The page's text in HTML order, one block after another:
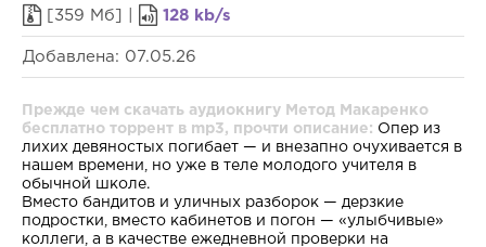
[359 Мб] | 128 kb/s
Добавлена: 07.05.26
Прежде чем скачать аудиокнигу Метод Макаренко
бесплатно торрент в mp3, прочти описание: Опер из
лихих девяностых погибает — и внезапно очухивается в
нашем времени, но уже в теле молодого учителя в
обычной школе.
Вместо бандитов и уличных разборок — дерзкие
подростки, вместо кабинетов и погон — «улыбчивые»
коллеги, а в качестве ежедневной проверки на